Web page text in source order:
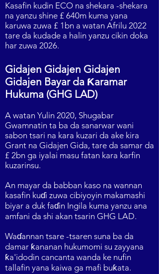
Kasafin kudin ECO na shekara -shekara
na yanzu shine £ 640m kuma yana
karuwa zuwa £ 1bn a watan Afrilu 2022
tare da kudade a halin yanzu cikin doka
har zuwa 2026.
Gidajen Gidajen Gidajen
Gidajen Bayar da Ƙaramar
Hukuma (GHG LAD)
A watan Yulin 2020, Shugabar
Gwamnatin ta ba da sanarwar wani
sabon tsari na kara kuzari da ake kira
Grant na Gidajen Gida, tare da samar da
£ 2bn ga iyalai masu fatan kara karfin
kuzarinsu.
An mayar da babban kaso na wannan
kasafin kuɗi zuwa cibiyoyin makamashi
biyar a duk faɗin Ingila kuma yanzu ana
amfani da shi akan tsarin GHG LAD.
Waɗannan tsare -tsaren suna ba da
damar ƙananan hukumomi su zayyana
ƙa'idodin cancanta wanda ke nufin
tallafin yana kaiwa ga mafi buƙata.